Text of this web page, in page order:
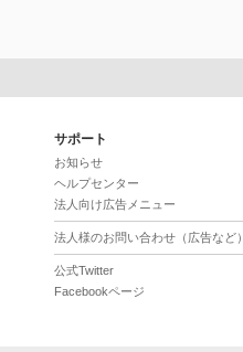
サポート
お知らせ
ヘルプセンター
法人向け広告メニュー
法人様のお問い合わせ（広告など）
公式Twitter
Facebookページ